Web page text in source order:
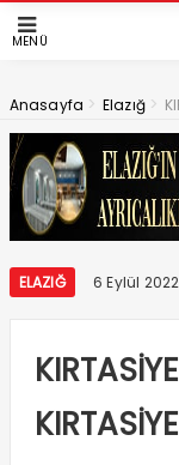
MENÜ
Anasayfa > Elazığ >
ELAZIĞ 6 Eylül 2022